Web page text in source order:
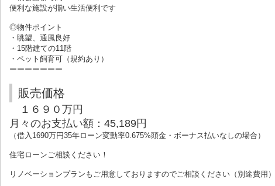
便利な施設が揃い生活便利です
◎物件ポイント
・眺望、通風良好
・15階建ての11階
・ペット飼育可（規約あり）
ーーーーーーー
販売価格
１６９０万円
月々のお支払い額： 45,189円
（借入1690万円35年ローン変動率0.675%頭金・ボーナス払いなしの場合）
住宅ローンご相談ください！
リノベーションプランもご用意しておりますのでご相談ください（別途費用）